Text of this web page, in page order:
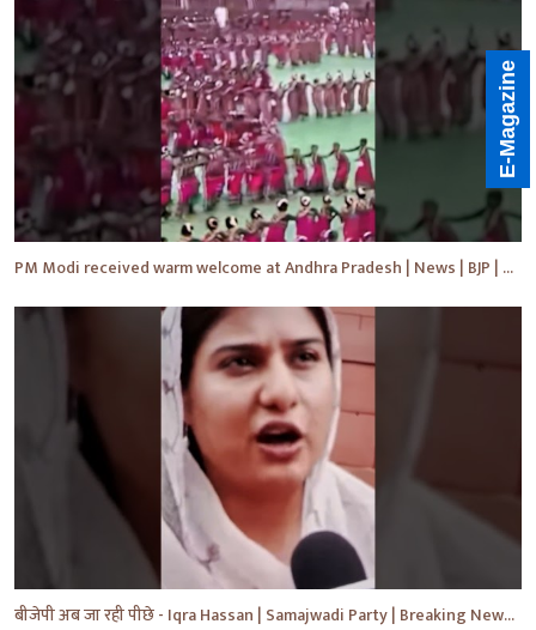
PM Modi received warm welcome at Andhra Pradesh | News | BJP | #shorts #ytshorts #news
बीजेपी अब जा रही पीछे - Iqra Hassan | Samajwadi Party | Breaking News | Akhilesh Yadav |#shorts #yt
E-Magazine